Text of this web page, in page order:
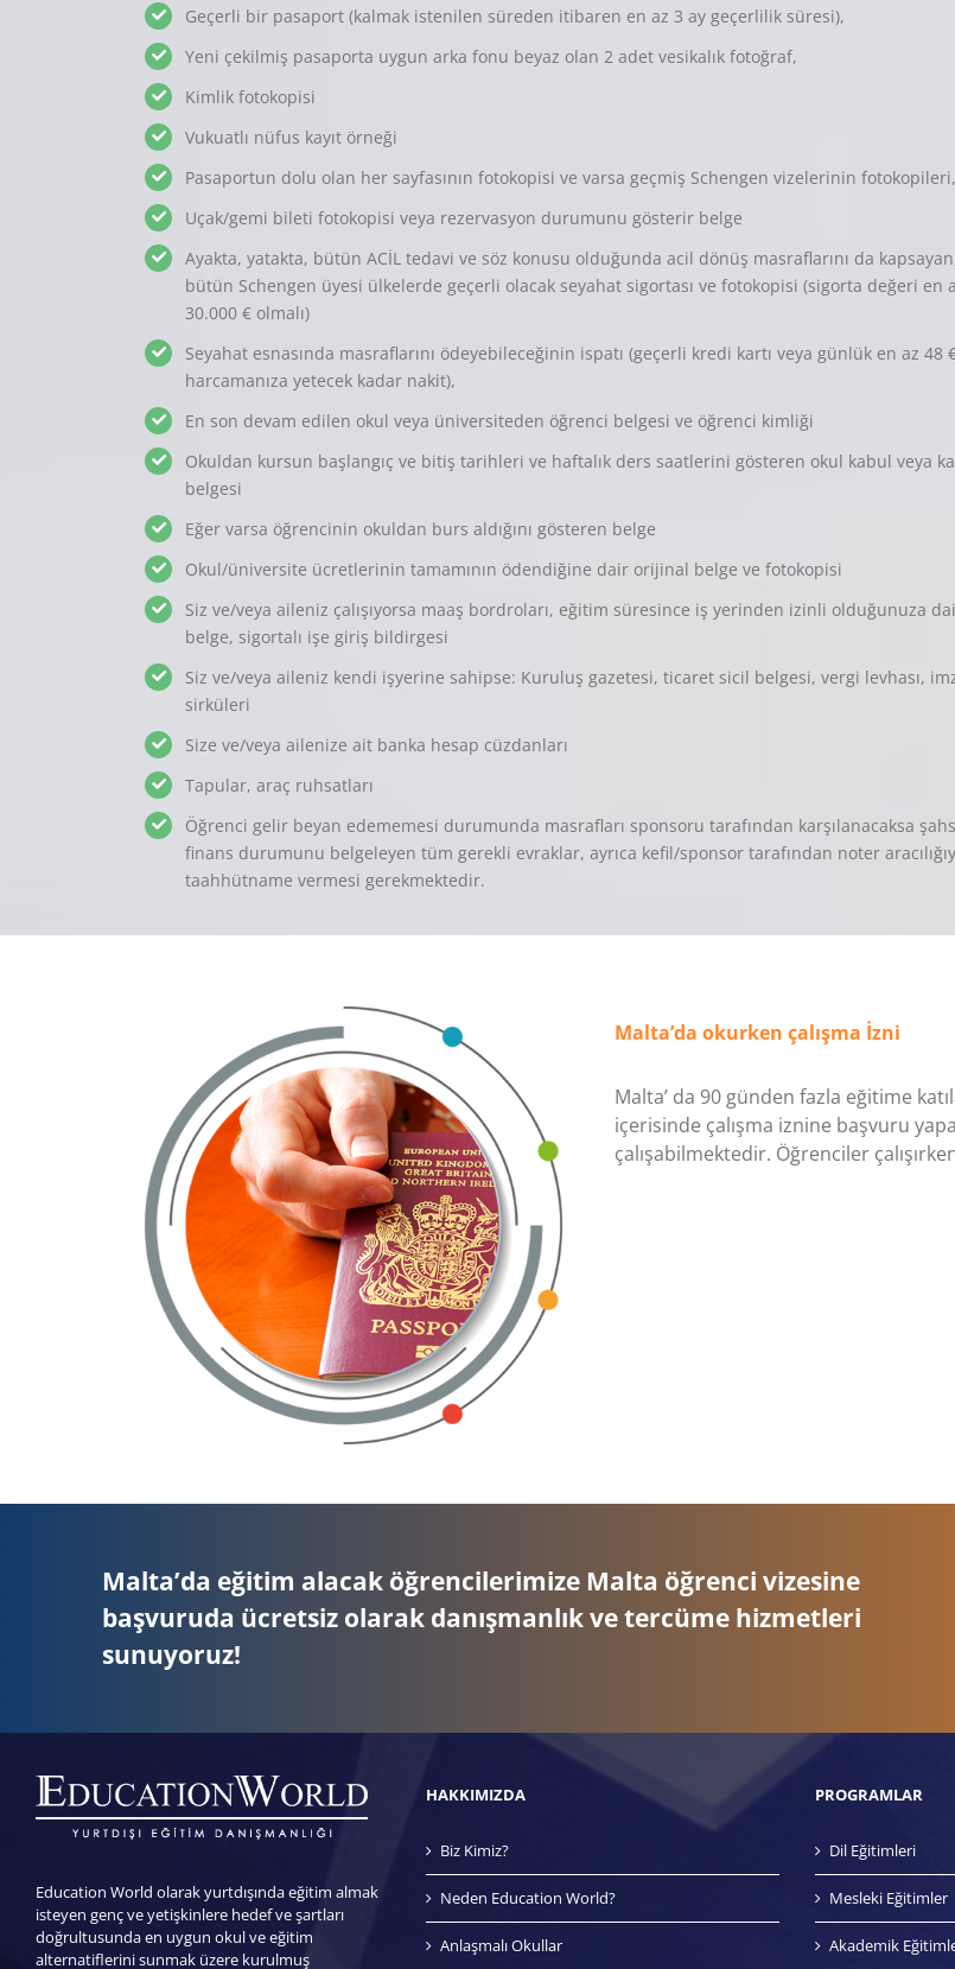
Geçerli bir pasaport (kalmak istenilen süreden itibaren en az 3 ay geçerlilik süresi),
Yeni çekilmiş pasaporta uygun arka fonu beyaz olan 2 adet vesikalık fotoğraf,
Kimlik fotokopisi
Vukuatlı nüfus kayıt örneği
Pasaportun dolu olan her sayfasının fotokopisi ve varsa geçmiş Schengen vizelerinin fotokopileri,
Uçak/gemi bileti fotokopisi veya rezervasyon durumunu gösterir belge
Ayakta, yatakta, bütün ACİL tedavi ve söz konusu olduğunda acil dönüş masraflarını da
bütün Schengen üyesi ülkelerde geçerli olacak seyahat sigortası ve fotokopisi (sigorta değeri en
30.000 € olmalı)
Seyahat esnasında masraflarını ödeyebileceğinin ispatı (geçerli kredi kartı veya günlük en az 48
harcamanıza yetecek kadar nakit),
En son devam edilen okul veya üniversiteden öğrenci belgesi ve öğrenci kimliği
Okuldan kursun başlangıç ve bitiş tarihleri ve haftalık ders saatlerini gösteren okul kabul veya
belgesi
Eğer varsa öğrencinin okuldan burs aldığını gösteren belge
Okul/üniversite ücretlerinin tamamının ödendiğine dair orijinal belge ve fotokopisi
Siz ve/veya aileniz çalışıyorsa maaş bordroları, eğitim süresince iş yerinden izinli olduğunuza
belge, sigortalı işe giriş bildirgesi
Siz ve/veya aileniz kendi işyerine sahipse: Kuruluş gazetesi, ticaret sicil belgesi, vergi levhası,
sirküleri
Size ve/veya ailenize ait banka hesap cüzdanları
Tapular, araç ruhsatları
Öğrenci gelir beyan edememesi durumunda masrafları sponsoru tarafından karşılanacaksa
finans durumunu belgeleyen tüm gerekli evraklar, ayrıca kefil/sponsor tarafından noter
taahhütname vermesi gerekmektedir.
Malta’da okurken çalışma İzni
Malta’ da 90 günden fazla eğitime
içerisinde çalışma iznine başvuru
çalışabilmektedir. Öğrenciler
Malta’da eğitim alacak öğrencilerimize Malta öğrenci vizesine
başvuruda ücretsiz olarak danışmanlık ve tercüme hizmetleri
sunuyoruz!
Education World olarak yurtdışında eğitim almak
isteyen genç ve yetişkinlere hedef ve şartları
doğrultusunda en uygun okul ve eğitim
alternatiflerini sunmak üzere kurulmuş
HAKKIMIZDA
Biz Kimiz?
Neden Education World?
Anlaşmalı Okullar
PROGRAMLAR
Dil Eğitimleri
Mesleki Eğitimler
Akademik